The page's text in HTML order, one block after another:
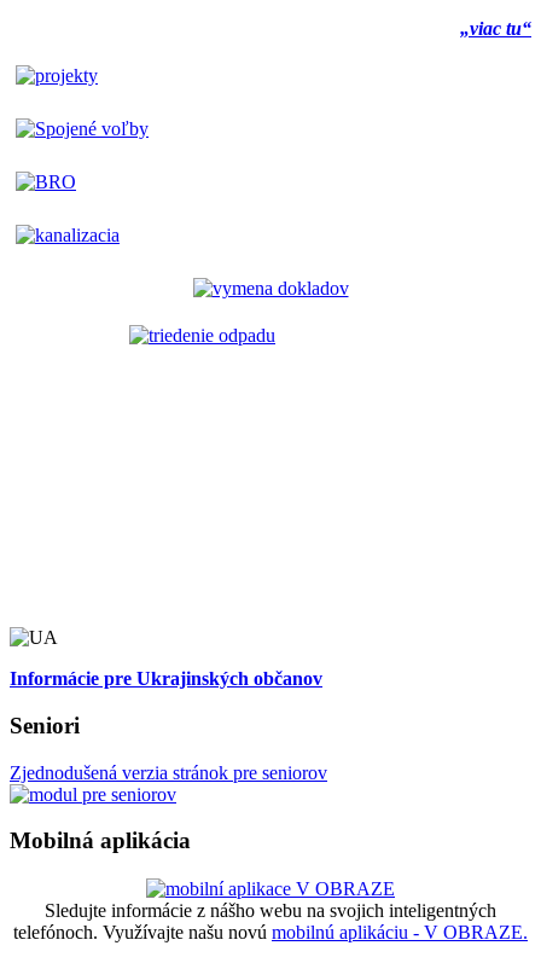
„viac tu“
Informácie pre Ukrajinských občanov
Seniori
Zjednodušená verzia stránok pre seniorov
Mobilná aplikácia
Sledujte informácie z nášho webu na svojich inteligentných
telefónoch. Využívajte našu novú mobilnú aplikáciu - V OBRAZE.